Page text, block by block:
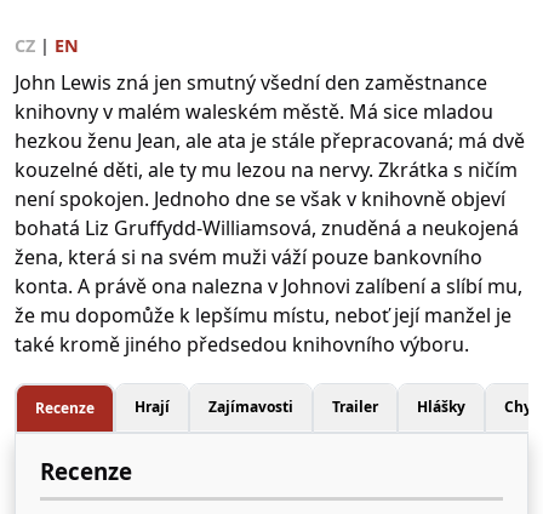
CZ | EN
John Lewis zná jen smutný všední den zaměstnance
knihovny v malém waleském městě. Má sice mladou
hezkou ženu Jean, ale ata je stále přepracovaná; má dvě
kouzelné děti, ale ty mu lezou na nervy. Zkrátka s ničím
není spokojen. Jednoho dne se však v knihovně objeví
bohatá Liz Gruffydd-Williamsová, znuděná a neukojená
žena, která si na svém muži váží pouze bankovního
konta. A právě ona nalezna v Johnovi zalíbení a slíbí mu,
že mu dopomůže k lepšímu místu, neboť její manžel je
také kromě jiného předsedou knihovního výboru.
Recenze Hrají Zajímavosti Trailer Hlášky
Recenze